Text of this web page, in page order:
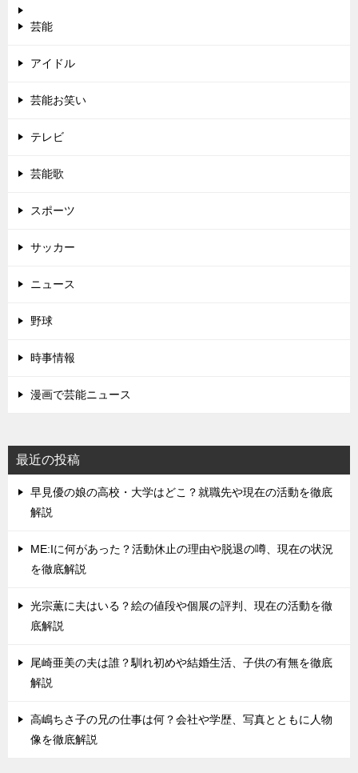
芸能
アイドル
芸能お笑い
テレビ
芸能歌
スポーツ
サッカー
ニュース
野球
時事情報
漫画で芸能ニュース
最近の投稿
早見優の娘の高校・大学はどこ？就職先や現在の活動を徹底
解説
ME:Iに何があった？活動休止の理由や脱退の噂、現在の状況
を徹底解説
光宗薫に夫はいる？絵の値段や個展の評判、現在の活動を徹
底解説
尾崎亜美の夫は誰？馴れ初めや結婚生活、子供の有無を徹底
解説
高嶋ちさ子の兄の仕事は何？会社や学歴、写真とともに人物
像を徹底解説